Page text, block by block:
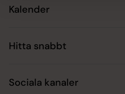
Kalender
Hitta snabbt
Sociala kanaler